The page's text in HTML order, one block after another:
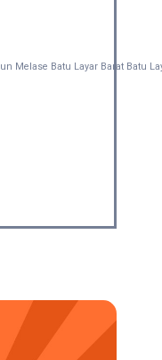
Melase Batu Layar Barat Batu